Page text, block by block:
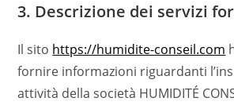
3. Descrizione dei servizi
Il sito https://humidite-conseil.com
fornire informazioni riguardanti
attività della società HUMIDITÉ